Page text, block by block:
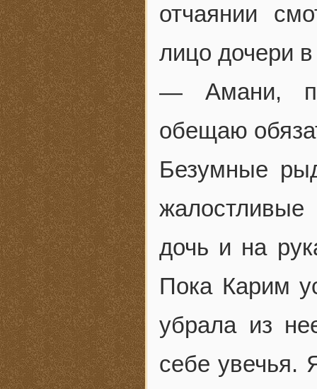
отчаянии
лицо дочери
— Амани,
обещаю
Безумные
дочь и на
Пока Карим
убрала из
себе увечья.